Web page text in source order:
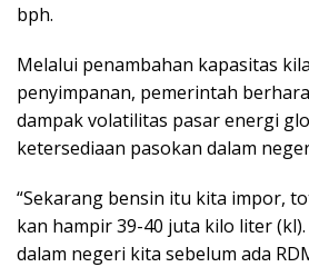
bph.
Melalui penambahan kapasitas
penyimpanan, pemerintah
dampak volatilitas pasar energi
ketersediaan pasokan dalam
“Sekarang bensin itu kita impor,
kan hampir 39-40 juta kilo liter
dalam negeri kita sebelum ada